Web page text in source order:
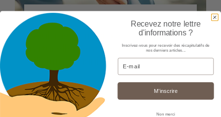
-BIEN ÊTRE
Soulager l’arthrose
naturellement : le rôle clé du
silicium organique
29/04/26
Nathalie
Recevez notre lettre
d'informations ?
Inscrivez-vous pour recevoir des récapitulatifs de
nos derniers articles...
Email
M’inscrire
Non merci